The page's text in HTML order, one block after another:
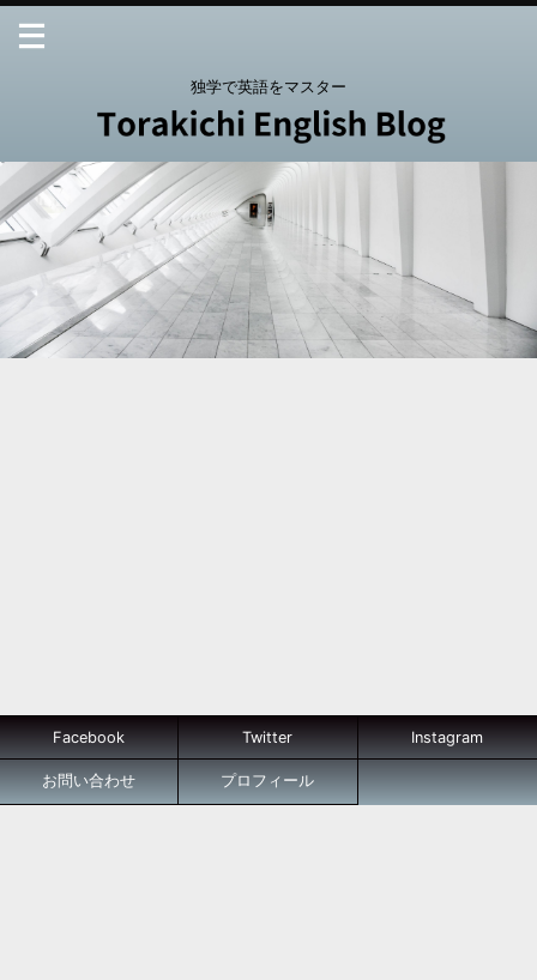
独学で英語をマスター
Facebook Twitter Instagram
お問い合わせ プロフィール